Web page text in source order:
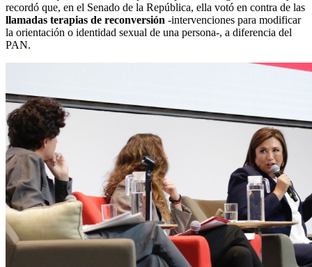
recordó que, en el Senado de la República, ella votó en contra de las
llamadas terapias de reconversión -intervenciones para modificar
la orientación o identidad sexual de una persona-, a diferencia del
PAN.